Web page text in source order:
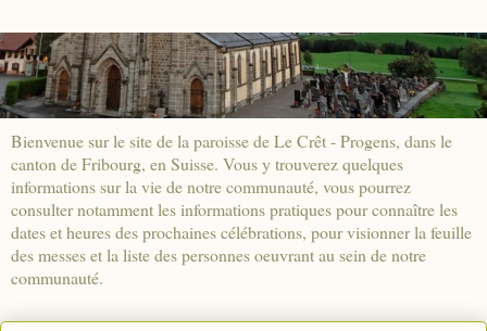
Bienvenue sur le site de la paroisse de Le Crêt - Progens, dans le
canton de Fribourg, en Suisse. Vous y trouverez quelques
informations sur la vie de notre communauté, vous pourrez
consulter notamment les informations pratiques pour connaître les
dates et heures des prochaines célébrations, pour visionner la feuille
des messes et la liste des personnes oeuvrant au sein de notre
communauté.